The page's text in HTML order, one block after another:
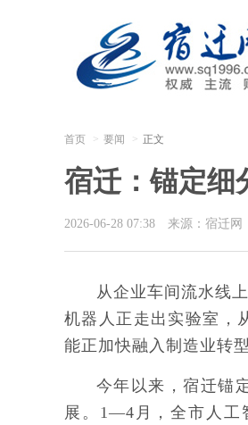
首页 要闻 正文
宿迁：锚定细
2026-06-28 07:38 来源：宿迁网
从企业车间流水线
机器人正走出实验室，
能正加快融入制造业转
今年以来，宿迁锚
展。1—4月，全市人工